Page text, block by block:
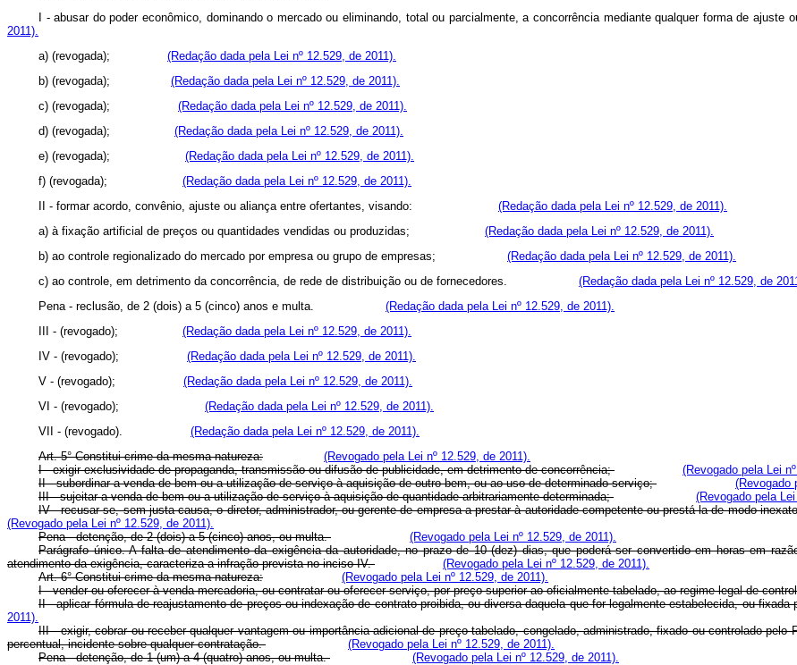
I - abusar do poder econômico, dominando o mercado ou eliminando, total ou parcialmente, a concorrência mediante qualquer
2011).
a) (revogada); (Redação dada pela Lei nº 12.529, de 2011).
b) (revogada); (Redação dada pela Lei nº 12.529, de 2011).
c) (revogada); (Redação dada pela Lei nº 12.529, de 2011).
d) (revogada); (Redação dada pela Lei nº 12.529, de 2011).
e) (revogada); (Redação dada pela Lei nº 12.529, de 2011).
f) (revogada); (Redação dada pela Lei nº 12.529, de 2011).
II - formar acordo, convênio, ajuste ou aliança entre ofertantes, visando: (Redação dada pela Lei nº 12.529, de 2011).
a) à fixação artificial de preços ou quantidades vendidas ou produzidas; (Redação dada pela Lei nº 12.529, de 2011).
b) ao controle regionalizado do mercado por empresa ou grupo de empresas; (Redação dada pela Lei nº 12.529, de 2011).
c) ao controle, em detrimento da concorrência, de rede de distribuição ou de fornecedores. (Redação dada pela Lei nº 12.529, de
Pena - reclusão, de 2 (dois) a 5 (cinco) anos e multa. (Redação dada pela Lei nº 12.529, de 2011).
III - (revogado); (Redação dada pela Lei nº 12.529, de 2011).
IV - (revogado); (Redação dada pela Lei nº 12.529, de 2011).
V - (revogado); (Redação dada pela Lei nº 12.529, de 2011).
VI - (revogado); (Redação dada pela Lei nº 12.529, de 2011).
VII - (revogado). (Redação dada pela Lei nº 12.529, de 2011).
Art. 5° Constitui crime da mesma natureza:
(Revogado pela Lei nº 12.529, de 2011).
I - exigir exclusividade de propaganda, transmissão ou difusão de publicidade, em detrimento de concorrência;
(Revogado pela Lei
II - subordinar a venda de bem ou a utilização de serviço à aquisição de outro bem, ou ao uso de determinado serviço;
(Revogado
III - sujeitar a venda de bem ou a utilização de serviço à aquisição de quantidade arbitrariamente determinada;
(Revogado pela
IV - recusar-se, sem justa causa, o diretor, administrador, ou gerente de empresa a prestar à autoridade competente ou prestá-la de modo
(Revogado pela Lei nº 12.529, de 2011).
Pena - detenção, de 2 (dois) a 5 (cinco) anos, ou multa.
(Revogado pela Lei nº 12.529, de 2011).
Parágrafo único. A falta de atendimento da exigência da autoridade, no prazo de 10 (dez) dias, que poderá ser convertido em horas em
atendimento da exigência, caracteriza a infração prevista no inciso IV.
(Revogado pela Lei nº 12.529, de 2011).
Art. 6° Constitui crime da mesma natureza:
(Revogado pela Lei nº 12.529, de 2011).
I - vender ou oferecer à venda mercadoria, ou contratar ou oferecer serviço, por preço superior ao oficialmente tabelado, ao regime legal de
II - aplicar fórmula de reajustamento de preços ou indexação de contrato proibida, ou diversa daquela que for legalmente estabelecida, ou
2011).
III - exigir, cobrar ou receber qualquer vantagem ou importância adicional de preço tabelado, congelado, administrado, fixado ou controlado
percentual, incidente sobre qualquer contratação.
(Revogado pela Lei nº 12.529, de 2011).
Pena - detenção, de 1 (um) a 4 (quatro) anos, ou multa.
(Revogado pela Lei nº 12.529, de 2011).